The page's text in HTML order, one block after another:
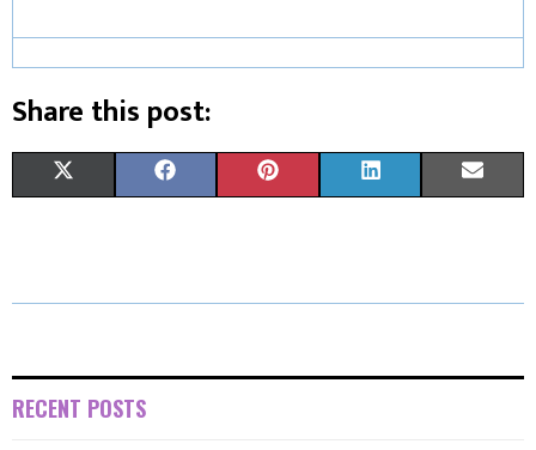
Share this post:
W E T K I
RECENT POSTS